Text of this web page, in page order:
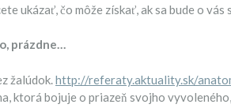
ukázať, čo môže získať, ak sa bude o
prázdne…
žalúdok. http://referaty.aktuality.sk/
ktorá bojuje o priazeň svojho